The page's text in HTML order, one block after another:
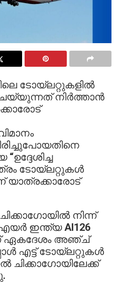
ടോയ്‌ലറ്റുകളിൽ
നിർത്താൻ
ടോയ്‌ലറ്റുകൾ
യാത്രക്കാരോട്
നിന്ന്
ഇന്ത്യ AI126
ഏകദേശം അഞ്ച്
എട്ട് ടോയ്‌ലറ്റുകൾ